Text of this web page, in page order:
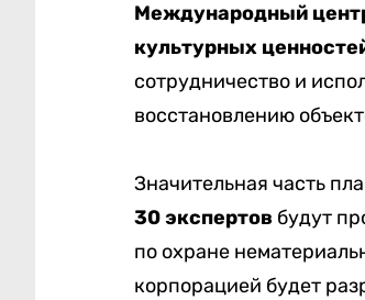
Международный
культурных
сотрудничество и
восстановлению
Значительная часть
30 экспертов будут
по охране
корпорацией будет